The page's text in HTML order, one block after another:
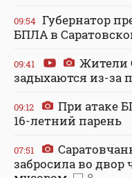
09:54 Губернатор
БПЛА в
09:41
Жители
задыхаются из-за
09:12
При атаке
16-летний парень
07:51
забросила во